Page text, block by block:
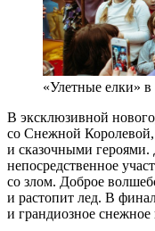
«Улетные елки»
В эксклюзивной
со Снежной
и сказочными героями.
непосредственное
со злом. Доброе
и растопит лед. В
и грандиозное снежное